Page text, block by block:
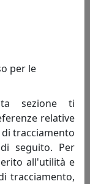
per le
sezione ti
relative
tracciamento
seguito. Per
all'utilità e
tracciamento,